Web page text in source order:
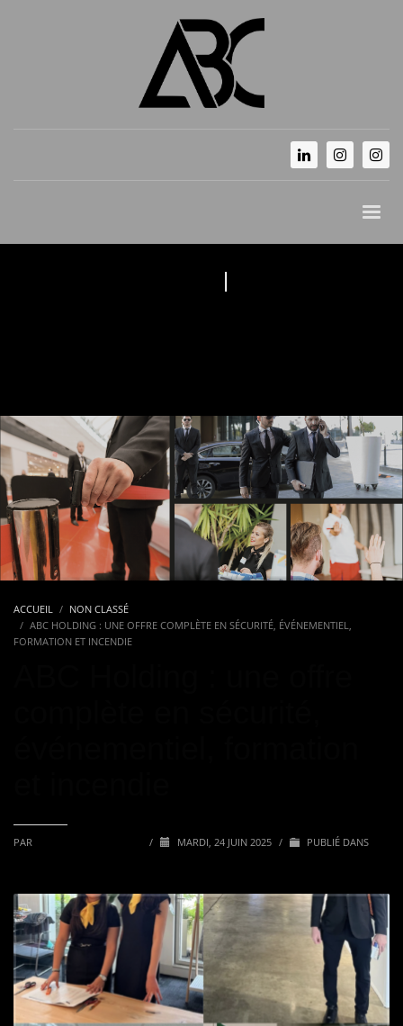
|
ACCUEIL
NON CLASSÉ
ABC HOLDING : UNE OFFRE COMPLÈTE EN SÉCURITÉ, ÉVÉNEMENTIEL,
FORMATION ET INCENDIE
PAR / MARDI, 24 JUIN 2025 /
PUBLIÉ DANS